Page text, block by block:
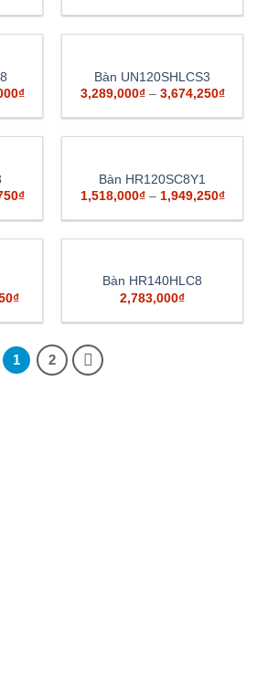
₫
Bàn UN120SHLCS3
3,289,000₫– 3,674,250₫
₫
Bàn HR120SC8Y1
1,518,000₫– 1,949,250₫
₫
Bàn HR140HLC8
2,783,000₫
1 2